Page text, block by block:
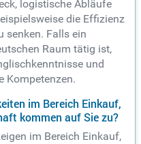
logistische Abläufe
die Effizienz
senken. Falls ein
Raum tätig ist,
und
Kompetenzen.
im Bereich Einkauf,
kommen auf Sie zu?
im Bereich Einkauf,